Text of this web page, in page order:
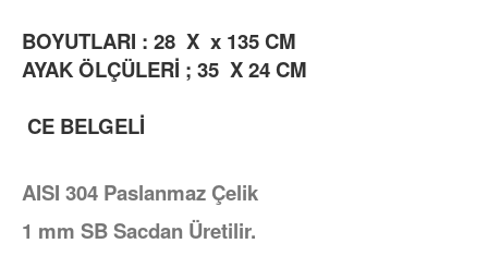
BOYUTLARI : 28 X x 135 CM
AYAK ÖLÇÜLERİ ; 35 X 24 CM
CE BELGELİ
AISI 304 Paslanmaz Çelik
1 mm SB Sacdan Üretilir.